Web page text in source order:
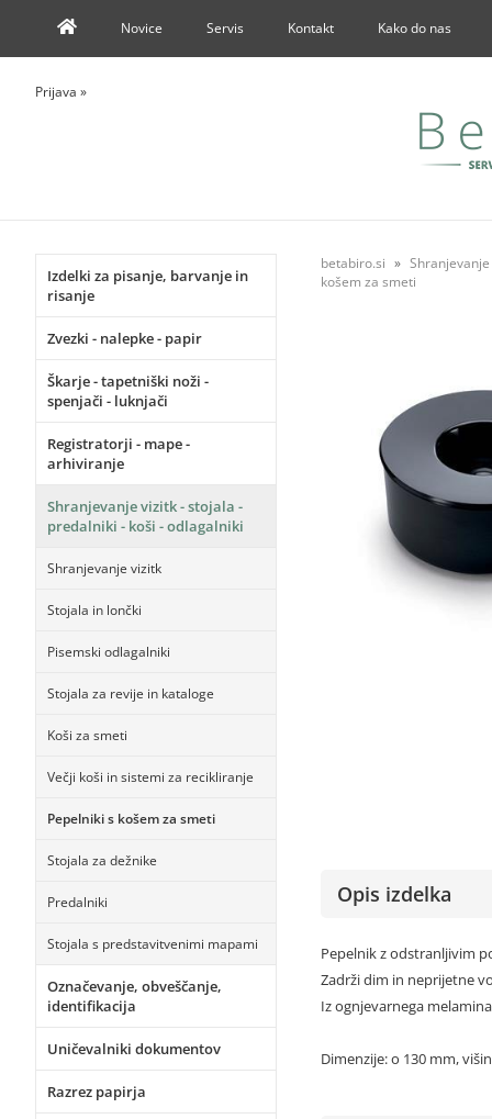
Novice Servis Kontakt Kako do nas
Prijava »
Izdelki za pisanje, barvanje in
risanje
Zvezki - nalepke - papir
Škarje - tapetniški noži -
spenjači - luknjači
Registratorji - mape -
arhiviranje
Shranjevanje vizitk - stojala -
predalniki - koši - odlagalniki
Shranjevanje vizitk
Stojala in lončki
Pisemski odlagalniki
Stojala za revije in kataloge
Koši za smeti
Večji koši in sistemi za recikliranje
Pepelniki s košem za smeti
Stojala za dežnike
Predalniki
Stojala s predstavitvenimi mapami
Označevanje, obveščanje,
identifikacija
Uničevalniki dokumentov
Razrez papirja
betabiro.si
košem za smeti
Opis izdelka
Pepelnik z odstranljivim
Zadrži dim in neprijetne
Iz ognjevarnega
Dimenzije: o 130 mm,